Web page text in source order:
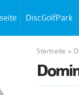
DiscGolfPark
Startseite >